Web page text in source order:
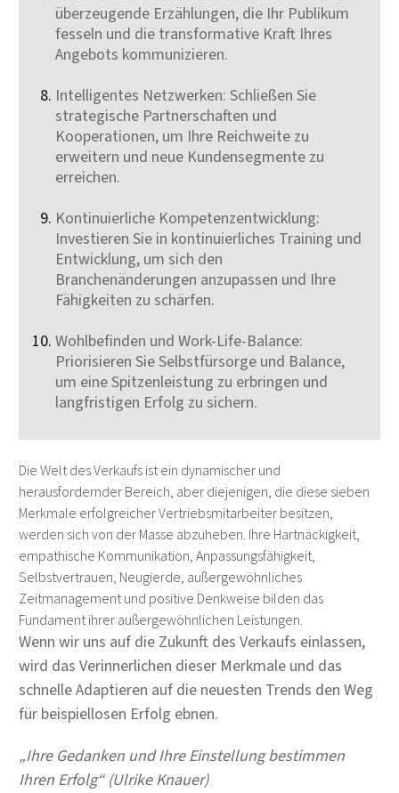
überzeugende Erzählungen, die Ihr Publikum
fesseln und die transformative Kraft Ihres
Angebots kommunizieren.
Intelligentes Netzwerken: Schließen Sie
strategische Partnerschaften und
Kooperationen, um Ihre Reichweite zu
erweitern und neue Kundensegmente zu
erreichen.
Kontinuierliche Kompetenzentwicklung:
Investieren Sie in kontinuierliches Training und
Entwicklung, um sich den
Branchenänderungen anzupassen und Ihre
Fähigkeiten zu schärfen.
Wohlbefinden und Work-Life-Balance:
Priorisieren Sie Selbstfürsorge und Balance,
um eine Spitzenleistung zu erbringen und
langfristigen Erfolg zu sichern.
Die Welt des Verkaufs ist ein dynamischer und
herausfordernder Bereich, aber diejenigen, die diese sieben
Merkmale erfolgreicher Vertriebsmitarbeiter besitzen,
werden sich von der Masse abzuheben. Ihre Hartnäckigkeit,
empathische Kommunikation, Anpassungsfähigkeit,
Selbstvertrauen, Neugierde, außergewöhnliches
Zeitmanagement und positive Denkweise bilden das
Fundament ihrer außergewöhnlichen Leistungen.
Wenn wir uns auf die Zukunft des Verkaufs einlassen,
wird das Verinnerlichen dieser Merkmale und das
schnelle Adaptieren auf die neuesten Trends den Weg
für beispiellosen Erfolg ebnen.
„Ihre Gedanken und Ihre Einstellung bestimmen
Ihren Erfolg“ (Ulrike Knauer)